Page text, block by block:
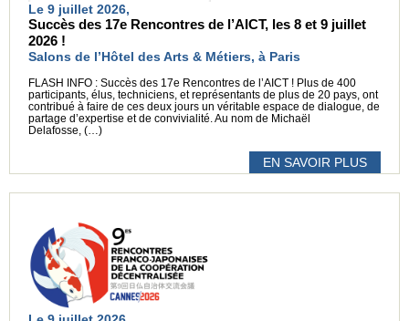
Le 9 juillet 2026,
Succès des 17e Rencontres de l’AICT, les 8 et 9 juillet
2026 !
Salons de l’Hôtel des Arts & Métiers, à Paris
FLASH INFO : Succès des 17e Rencontres de l’AICT ! Plus de 400
participants, élus, techniciens, et représentants de plus de 20 pays, ont
contribué à faire de ces deux jours un véritable espace de dialogue, de
partage d’expertise et de convivialité. Au nom de Michaël
Delafosse, (…)
EN SAVOIR PLUS